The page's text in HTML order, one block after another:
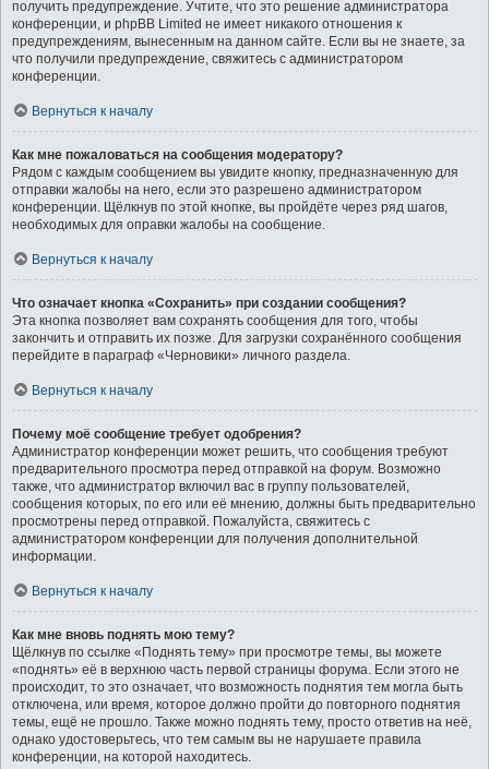
получить предупреждение. Учтите, что это решение администратора
конференции, и phpBB Limited не имеет никакого отношения к
предупреждениям, вынесенным на данном сайте. Если вы не знаете, за
что получили предупреждение, свяжитесь с администратором
конференции.
Вернуться к началу
Как мне пожаловаться на сообщения модератору?
Рядом с каждым сообщением вы увидите кнопку, предназначенную для
отправки жалобы на него, если это разрешено администратором
конференции. Щёлкнув по этой кнопке, вы пройдёте через ряд шагов,
необходимых для оправки жалобы на сообщение.
Вернуться к началу
Что означает кнопка «Сохранить» при создании сообщения?
Эта кнопка позволяет вам сохранять сообщения для того, чтобы
закончить и отправить их позже. Для загрузки сохранённого сообщения
перейдите в параграф «Черновики» личного раздела.
Вернуться к началу
Почему моё сообщение требует одобрения?
Администратор конференции может решить, что сообщения требуют
предварительного просмотра перед отправкой на форум. Возможно
также, что администратор включил вас в группу пользователей,
сообщения которых, по его или её мнению, должны быть предварительно
просмотрены перед отправкой. Пожалуйста, свяжитесь с
администратором конференции для получения дополнительной
информации.
Вернуться к началу
Как мне вновь поднять мою тему?
Щёлкнув по ссылке «Поднять тему» при просмотре темы, вы можете
«поднять» её в верхнюю часть первой страницы форума. Если этого не
происходит, то это означает, что возможность поднятия тем могла быть
отключена, или время, которое должно пройти до повторного поднятия
темы, ещё не прошло. Также можно поднять тему, просто ответив на неё,
однако удостоверьтесь, что тем самым вы не нарушаете правила
конференции, на которой находитесь.